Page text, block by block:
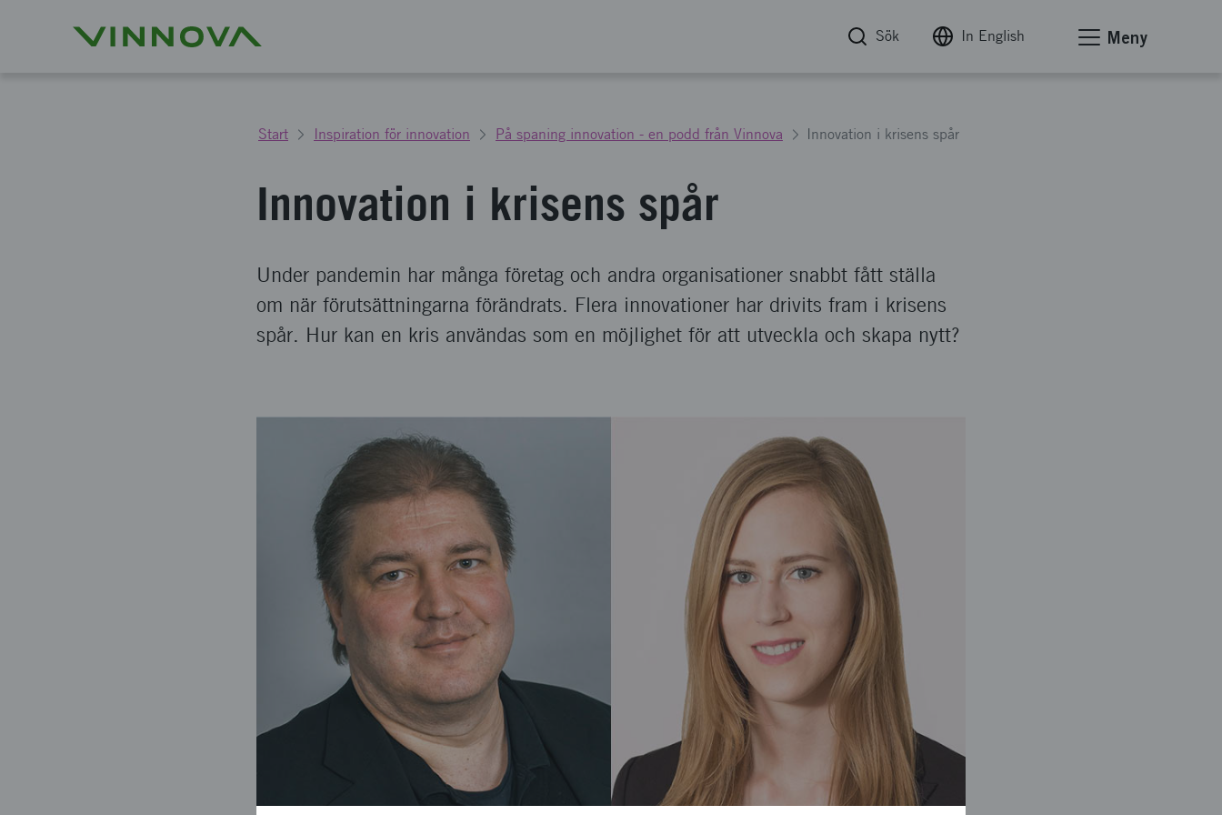
Sök In English Meny
Start Inspiration för innovation På spaning innovation - en podd från Vinnova Innovation i krisens spår
Innovation i krisens spår
Under pandemin har många företag och andra organisationer snabbt fått ställa
om när förutsättningarna förändrats. Flera innovationer har drivits fram i krisens
spår. Hur kan en kris användas som en möjlighet för att utveckla och skapa nytt?